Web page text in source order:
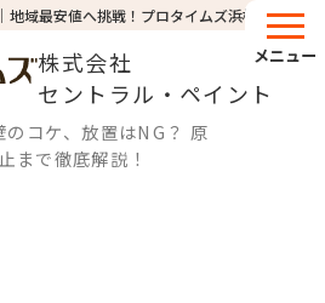
域最安値へ挑戦！プロタイムズ浜松東店
株式会社
セントラル・ペイント
メニュー
のコケ、放置はNG？ 原
まで徹底解説！